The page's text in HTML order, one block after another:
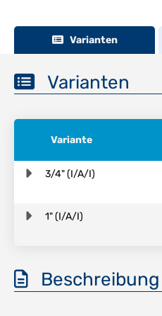
Varianten
Varianten
Variante
3/4" (I/A/I)
1" (I/A/I)
Beschreibung